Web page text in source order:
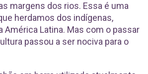
margens dos rios. Essa é uma
herdamos dos indígenas,
América Latina. Mas com o passar
passou a ser nociva para o